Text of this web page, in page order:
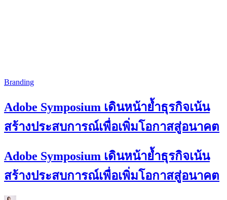
Branding
Adobe Symposium เดินหน้าย้ำธุรกิจเน้น
สร้างประสบการณ์เพื่อเพิ่มโอกาสสู่อนาคต
Adobe Symposium เดินหน้าย้ำธุรกิจเน้น
สร้างประสบการณ์เพื่อเพิ่มโอกาสสู่อนาคต